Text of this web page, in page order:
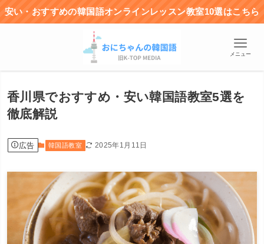
安い・おすすめの韓国語オンラインレッスン教室10選はこちら
メニュー
香川県でおすすめ・安い韓国語教室5選を
徹底解説
広告 韓国語教室 2025年1月11日